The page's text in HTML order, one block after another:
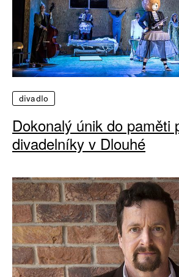
divadlo
Dokonalý únik do paměti
divadelníky v Dlouhé